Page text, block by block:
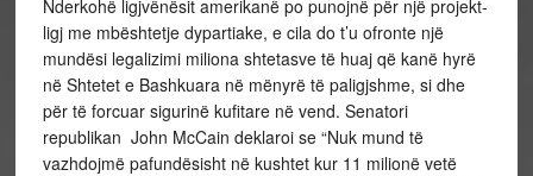
Nderkohë ligjvënësit amerikanë po punojnë për një projekt-
ligj me mbështetje dypartiake, e cila do t’u ofronte një
mundësi legalizimi miliona shtetasve të huaj që kanë hyrë
në Shtetet e Bashkuara në mënyrë të paligjshme, si dhe
për të forcuar sigurinë kufitare në vend. Senatori
republikan John McCain deklaroi se “Nuk mund të
vazhdojmë pafundësisht në kushtet kur 11 milionë vetë